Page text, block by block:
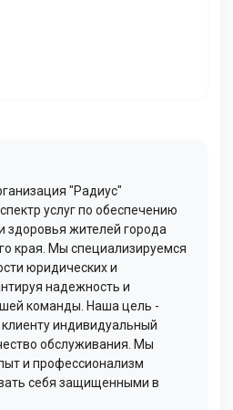
"Радиус"
услуг по обеспечению
здоровья жителей города
края. Мы специализируемся
юридических и
надежность и
команды. Наша цель -
индивидуальный
обслуживания. Мы
и профессионализм
себя защищенными в